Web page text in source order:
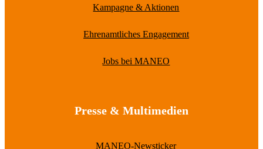
Kampagne & Aktionen
Ehrenamtliches Engagement
Jobs bei MANEO
Presse & Multimedien
MANEO-Newsticker